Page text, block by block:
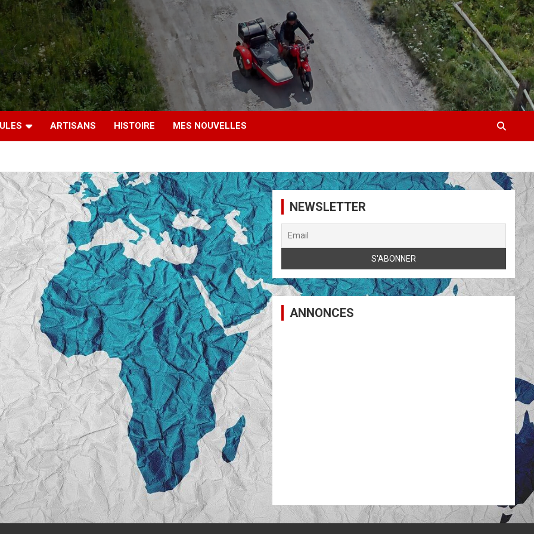
ARTISANS HISTOIRE MES NOUVELLES
NEWSLETTER
ANNONCES